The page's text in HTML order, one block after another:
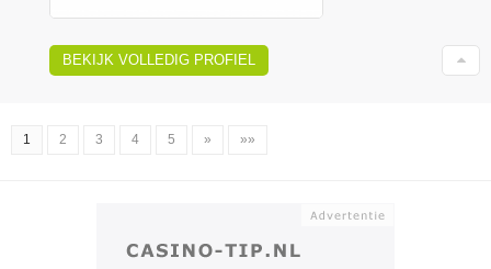
BEKIJK VOLLEDIG PROFIEL
1 2 3 4 5 » »»